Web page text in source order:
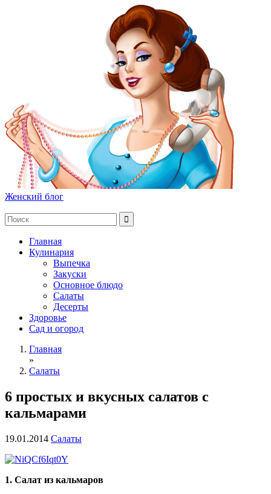
Женский блог
Главная
Кулинария
Выпечка
Закуски
Основное блюдо
Салаты
Десерты
Здоровье
Сад и огород
Главная
»
Салаты
6 простых и вкусных салатов с
кальмарами
19.01.2014 Салаты
1. Салат из кальмаров